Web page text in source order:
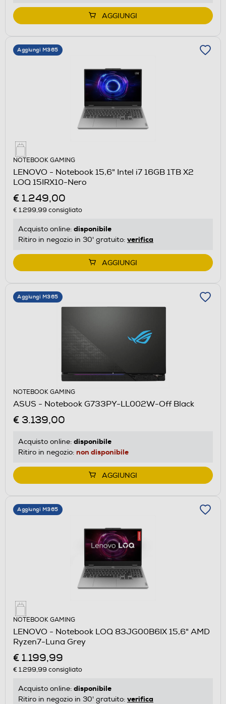
AGGIUNGI
Aggiungi M365
NOTEBOOK GAMING
LENOVO - Notebook 15,6" Intel i7 16GB 1TB X2
LOQ 15IRX10-Nero
€ 1.249,00
€ 1.299,99 consigliato
Acquisto online: disponibile
Ritiro in negozio in 30' gratuito: verifica
AGGIUNGI
Aggiungi M365
NOTEBOOK GAMING
ASUS - Notebook G733PY-LL002W-Off Black
€ 3.139,00
Acquisto online: disponibile
Ritiro in negozio: non disponibile
AGGIUNGI
Aggiungi M365
NOTEBOOK GAMING
LENOVO - Notebook LOQ 83JG00B6IX 15,6" AMD
Ryzen7-Luna Grey
€ 1.199,99
€ 1.299,99 consigliato
Acquisto online: disponibile
Ritiro in negozio in 30' gratuito: verifica